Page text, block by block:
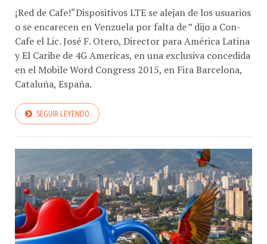
¡Red de Cafe!“Dispositivos LTE se alejan de los usuarios
o se encarecen en Venzuela por falta de ” dijo a Con-
Cafe el Lic. José F. Otero, Director para América Latina
y El Caribe de 4G Americas, en una exclusiva concedida
en el Mobile Word Congress 2015, en Fira Barcelona,
Cataluña, España.
SEGUIR LEYENDO